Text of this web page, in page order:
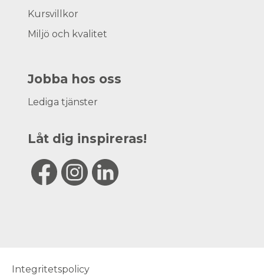
Kursvillkor
Miljö och kvalitet
Jobba hos oss
Lediga tjänster
Låt dig inspireras!
Integritetspolicy